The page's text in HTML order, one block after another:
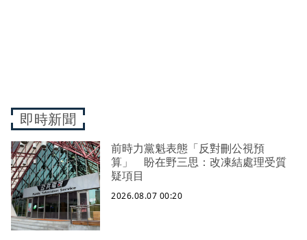
即時新聞
前時力黨魁表態「反對刪公視預
算」 盼在野三思：改凍結處理受質
疑項目
2026.08.07 00:20